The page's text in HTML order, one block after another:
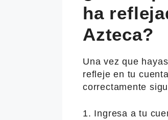
ha
Azteca?
Una vez que
refleje en tu
correctamente
1. Ingresa a tu